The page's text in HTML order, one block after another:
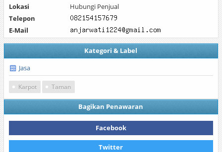
Lokasi
Hubungi Penjual
Telepon
E-Mail
Kategori & Label
Jasa
Karpot Taman
Bagikan Penawaran
Facebook
Twitter